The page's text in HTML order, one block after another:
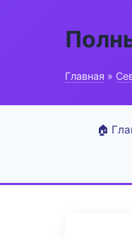
Главная »
🏠